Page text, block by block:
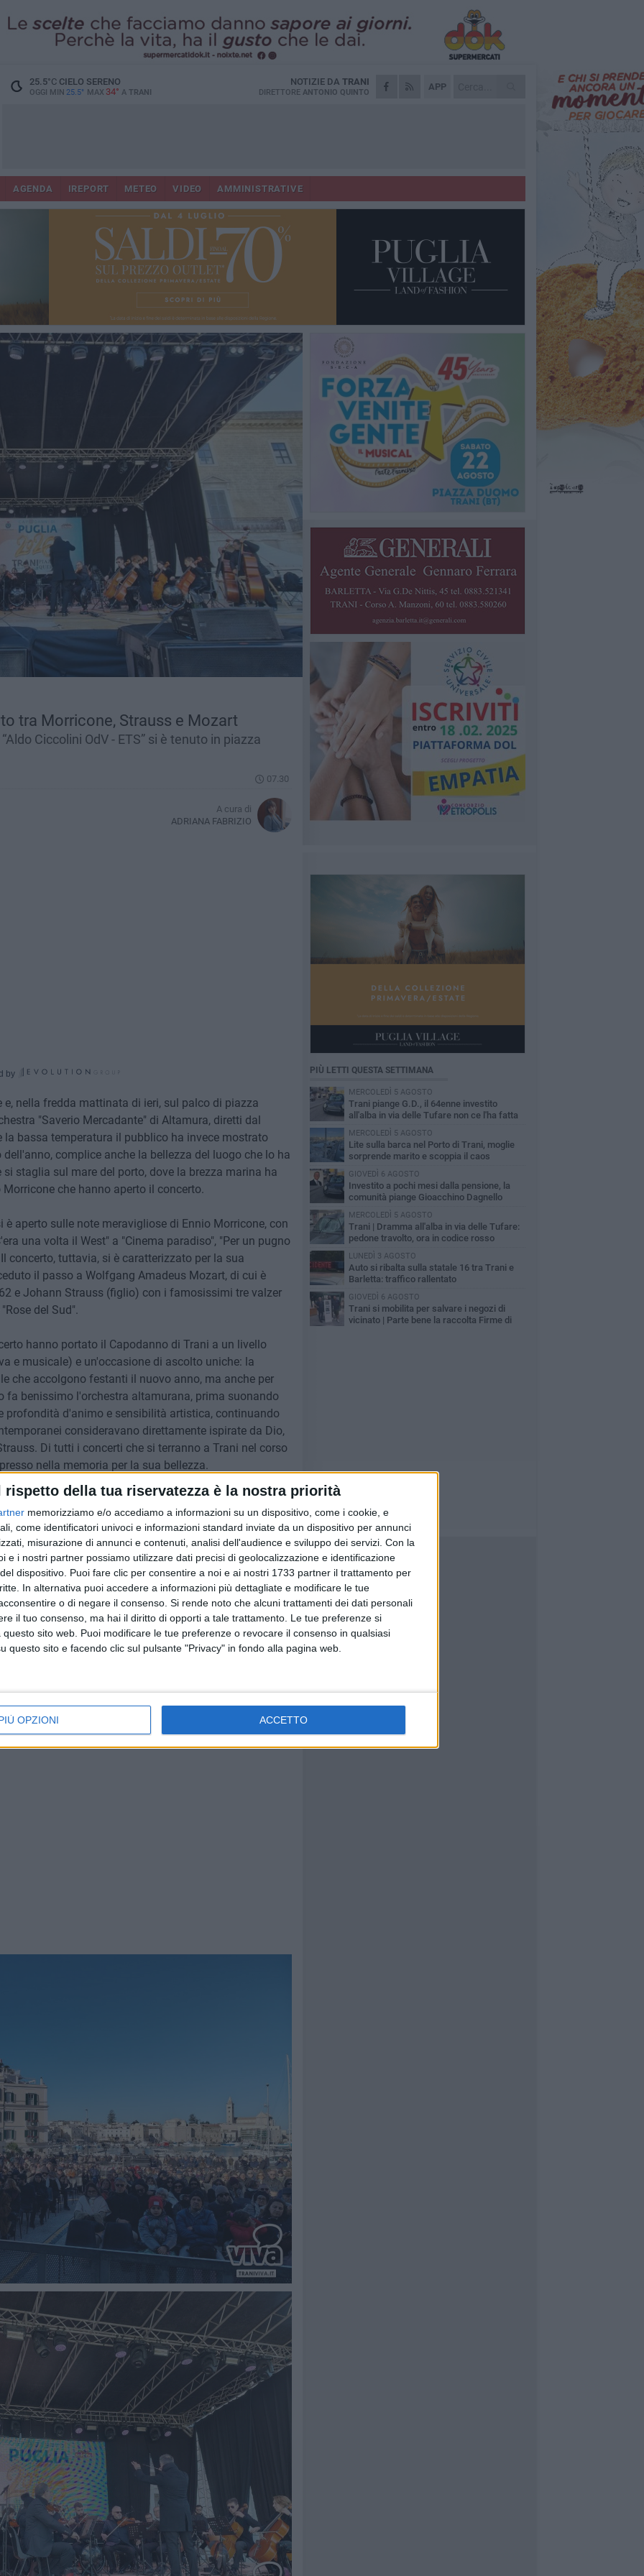
rispetto della tua riservatezza è la nostra priorità
memorizziamo e/o accediamo a informazioni su un dispositivo, come i cookie, e
come identificatori univoci e informazioni standard inviate da un dispositivo per annunci
misurazione di annunci e contenuti, analisi dell'audience e sviluppo dei servizi. Con la
e i nostri partner possiamo utilizzare dati precisi di geolocalizzazione e identificazione
dispositivo. Puoi fare clic per consentire a noi e ai nostri 1733 partner il trattamento per
In alternativa puoi accedere a informazioni più dettagliate e modificare le tue
o di negare il consenso. Si rende noto che alcuni trattamenti dei dati personali
il tuo consenso, ma hai il diritto di opporti a tale trattamento. Le tue preferenze si
sito web. Puoi modificare le tue preferenze o revocare il consenso in qualsiasi
questo sito e facendo clic sul pulsante "Privacy" in fondo alla pagina web.
OPZIONI ACCETTO
25.5°CCIELO SERENO
OGGI MIN 25.5° MAX 34° A TRANI
APP
NOTIZIE DA TRANI
DIRETTORE ANTONIO QUINTO
AGENDA IREPORT METEO VIDEO AMMINISTRATIVE
tra Morricone, Strauss e Mozart
Ciccolini OdV - ETS” si è tenuto in piazza
07.30
A cura di
ADRIANA FABRIZIO
by
nella fredda mattinata di ieri, sul palco di piazza
"Saverio Mercadante" di Altamura, diretti dal
la bassa temperatura il pubblico ha invece mostrato
complice anche la bellezza del luogo che lo ha
staglia sul mare del porto, dove la brezza marina ha
che hanno aperto il concerto.
aperto sulle note meravigliose di Ennio Morricone, con
una volta il West" a "Cinema paradiso", "Per un pugno
concerto, tuttavia, si è caratterizzato per la sua
il passo a Wolfgang Amadeus Mozart, di cui è
e Johann Strauss (figlio) con i famosissimi tre valzer
del Sud".
hanno portato il Capodanno di Trani a un livello
e musicale) e un'occasione di ascolto uniche: la
che accolgono festanti il nuovo anno, ma anche per
fa benissimo l'orchestra altamurana, prima suonando
profondità d'animo e sensibilità artistica, continuando
consideravano direttamente ispirate da Dio,
Di tutti i concerti che si terranno a Trani nel corso
nella memoria per la sua bellezza.
del Sindaco Amedeo Bottaro, che ha sottolineato il
un centro di riferimento per le festività di fine e inizio
tra il concerto di Capodanno e il passaggio della
di Milano – Cortina 2026, avvenuta proprio ieri
musicale. Erano presenti, inoltre, le autorità della
persone di Elisabetta Papagni in qualità di
artistico della fondazione.
PIÙ LETTI QUESTA SETTIMANA
MERCOLEDÌ 5 AGOSTO
Trani piange G.D., il 64enne investito
all'alba in via delle Tufare non ce l'ha fatta
MERCOLEDÌ 5 AGOSTO
Lite sulla barca nel Porto di Trani, moglie
sorprende marito e scoppia il caos
GIOVEDÌ 6 AGOSTO
Investito a pochi mesi dalla pensione, la
comunità piange Gioacchino Dagnello
MERCOLEDÌ 5 AGOSTO
Trani | Dramma all'alba in via delle Tufare:
pedone travolto, ora in codice rosso
LUNEDÌ 3 AGOSTO
Auto si ribalta sulla statale 16 tra Trani e
Barletta: traffico rallentato
GIOVEDÌ 6 AGOSTO
Trani si mobilita per salvare i negozi di
vicinato | Parte bene la raccolta Firme di